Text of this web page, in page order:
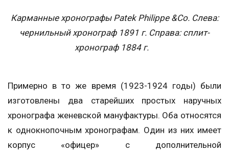
Карманные хронографы Patek Philippe &Co. Слева:
чернильный хронограф 1891 г. Справа: сплит-
хронограф 1884 г.
Примерно в то же время (1923-1924 годы) были
изготовлены два старейших простых наручных
хронографа женевской мануфактуры. Оба относятся
к однокнопочным хронографам. Один из них имеет
корпус «офицер» с дополнительной